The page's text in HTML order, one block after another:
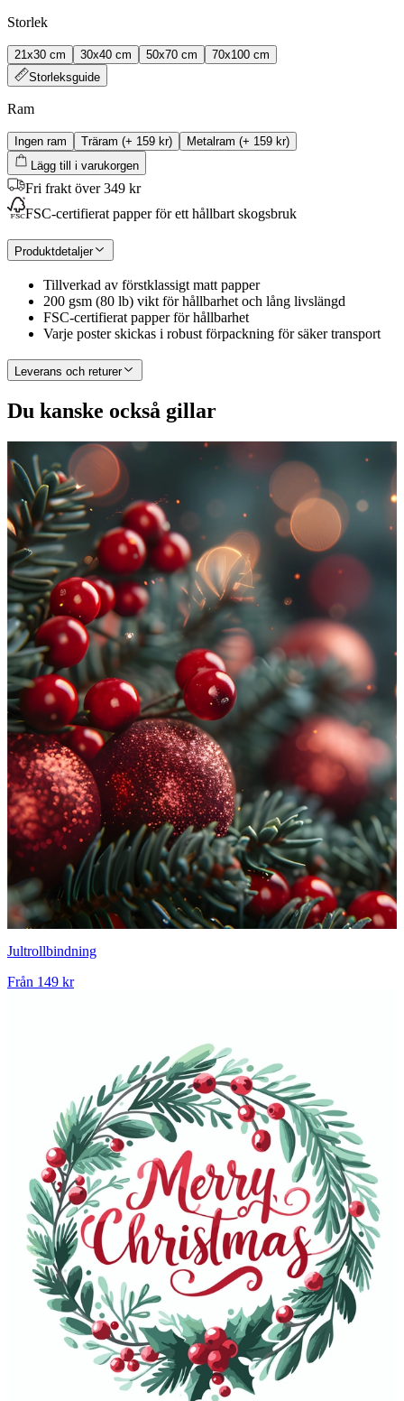
Storlek
21x30 cm 30x40 cm 50x70 cm
70x100 cm
Storleksguide
Ram
Ingen ram Träram (+ 159 kr) Metalram (+ 159 kr)
Lägg till i varukorgen
Fri frakt över 349 kr
FSC-certifierat papper för ett hållbart skogsbruk
Produktdetaljer
Tillverkad av förstklassigt matt papper
200 gsm (80 lb) vikt för hållbarhet och lång livslängd
FSC-certifierat papper för hållbarhet
Varje poster skickas i robust förpackning för säker transport
Leverans och returer
Du kanske också gillar
Jultrollbindning
Från 149 kr